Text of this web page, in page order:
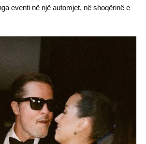
eventi në një automjet, në shoqërinë e